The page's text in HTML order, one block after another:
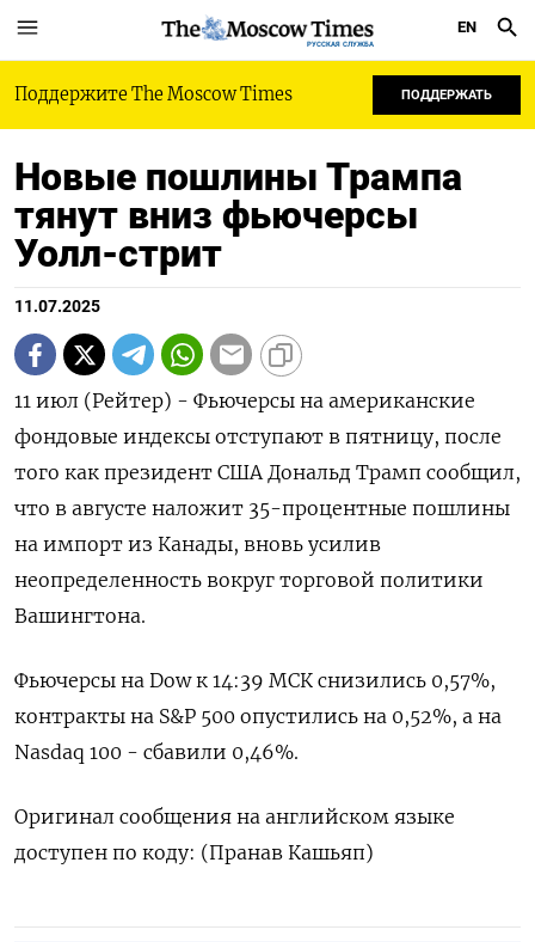
РУССКАЯ СЛУЖБА
EN
Поддержите The Moscow Times ПОДДЕРЖАТЬ
Новые пошлины Трампа
тянут вниз фьючерсы
Уолл-стрит
11.07.2025
11 июл (Рейтер) - Фьючерсы на американские
фондовые индексы отступают в пятницу, после
того как президент США Дональд Трамп сообщил,
что в августе наложит 35-процентные пошлины
на импорт из Канады, вновь усилив
неопределенность вокруг торговой политики
Вашингтона.
Фьючерсы на Dow к 14:39 МСК снизились 0,57%,
контракты на S&P 500 опустились на 0,52%, а на
Nasdaq 100 - сбавили 0,46%.
Оригинал сообщения на английском языке
доступен по коду: (Пранав Кашьяп)